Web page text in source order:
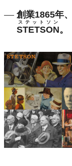
創業1865年
STETSON
ステットソン
。